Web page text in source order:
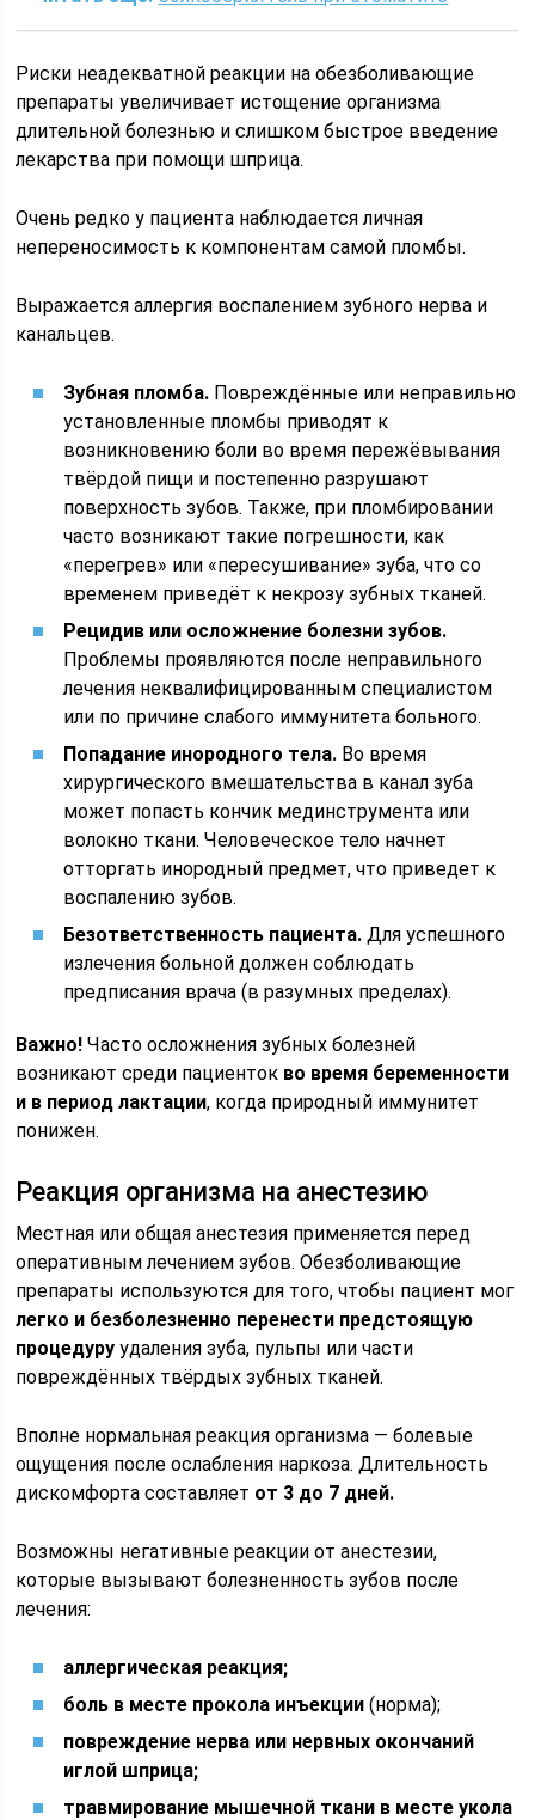
Риски неадекватной реакции на обезболивающие
препараты увеличивает истощение организма
длительной болезнью и слишком быстрое введение
лекарства при помощи шприца.
Очень редко у пациента наблюдается личная
непереносимость к компонентам самой пломбы.
Выражается аллергия воспалением зубного нерва и
канальцев.
Зубная пломба. Повреждённые или неправильно
установленные пломбы приводят к
возникновению боли во время пережёвывания
твёрдой пищи и постепенно разрушают
поверхность зубов. Также, при пломбировании
часто возникают такие погрешности, как
«перегрев» или «пересушивание» зуба, что со
временем приведёт к некрозу зубных тканей.
Рецидив или осложнение болезни зубов.
Проблемы проявляются после неправильного
лечения неквалифицированным специалистом
или по причине слабого иммунитета больного.
Попадание инородного тела. Во время
хирургического вмешательства в канал зуба
может попасть кончик мединструмента или
волокно ткани. Человеческое тело начнет
отторгать инородный предмет, что приведет к
воспалению зубов.
Безответственность пациента. Для успешного
излечения больной должен соблюдать
предписания врача (в разумных пределах).
Важно! Часто осложнения зубных болезней
возникают среди пациенток во время беременности
и в период лактации, когда природный иммунитет
понижен.
Реакция организма на анестезию
Местная или общая анестезия применяется перед
оперативным лечением зубов. Обезболивающие
препараты используются для того, чтобы пациент мог
легко и безболезненно перенести предстоящую
процедуру удаления зуба, пульпы или части
повреждённых твёрдых зубных тканей.
Вполне нормальная реакция организма — болевые
ощущения после ослабления наркоза. Длительность
дискомфорта составляет от 3 до 7 дней.
Возможны негативные реакции от анестезии,
которые вызывают болезненность зубов после
лечения:
аллергическая реакция;
боль в месте прокола инъекции (норма);
повреждение нерва или нервных окончаний
иглой шприца;
травмирование мышечной ткани в месте укола